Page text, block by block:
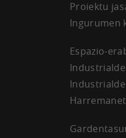
Proiektu
Ingurumen
Espazio-